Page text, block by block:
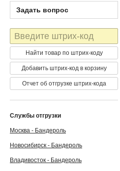
Задать вопрос
Штрих-
код
Найти товар по штрих-коду
Добавить штрих-код в корзину
Отчет об отгрузке штрих-кода
Службы отгрузки
Москва - Бандероль
Новосибирск - Бандероль
Владивосток - Бандероль